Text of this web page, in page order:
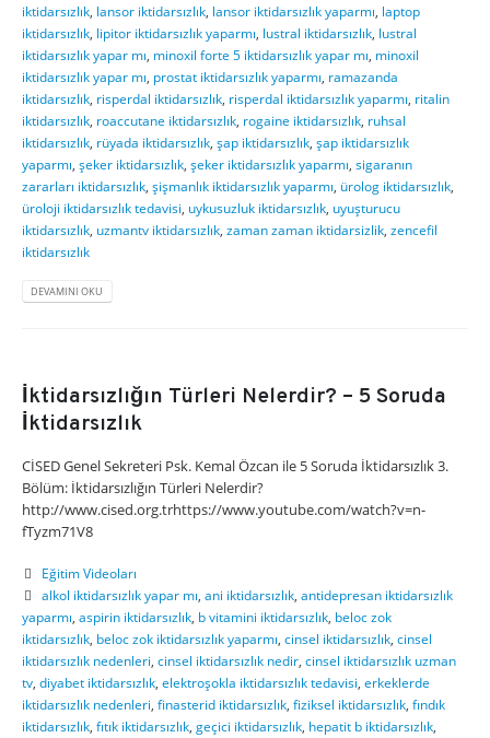
iktidarsızlık lansor iktidarsızlık lansor iktidarsızlık yaparmı laptop
iktidarsızlık lipitor iktidarsızlık yaparmı lustral iktidarsızlık lustral
iktidarsızlık yapar mı minoxil forte 5 iktidarsızlık yapar mı minoxil
iktidarsızlık yapar mı prostat iktidarsızlık yaparmı ramazanda
iktidarsızlık risperdal iktidarsızlık risperdal iktidarsızlık yaparmı ritalin
iktidarsızlık roaccutane iktidarsızlık rogaine iktidarsızlık ruhsal
iktidarsızlık rüyada iktidarsızlık şap iktidarsızlık şap iktidarsızlık
yaparmı şeker iktidarsızlık şeker iktidarsızlık yaparmı sigaranın
zararları iktidarsızlık şişmanlık iktidarsızlık yaparmı ürolog iktidarsızlık
üroloji iktidarsızlık tedavisi uykusuzluk iktidarsızlık uyuşturucu
iktidarsızlık uzmantv iktidarsızlık zaman zaman iktidarsizlik zencefil
iktidarsızlık
DEVAMINI OKU
İktidarsızlığın Türleri Nelerdir? – 5 Soruda
İktidarsızlık
CİSED Genel Sekreteri Psk. Kemal Özcan ile 5 Soruda İktidarsızlık 3.
Bölüm: İktidarsızlığın Türleri Nelerdir?
http://www.cised.org.trhttps://www.youtube.com/watch?v=n-
fTyzm71V8
Eğitim Videoları
alkol iktidarsızlık yapar mı, ani iktidarsızlık, antidepresan iktidarsızlık
yaparmı, aspirin iktidarsızlık, b vitamini iktidarsızlık, beloc zok
iktidarsızlık, beloc zok iktidarsızlık yaparmı, cinsel iktidarsızlık, cinsel
iktidarsızlık nedenleri, cinsel iktidarsızlık nedir, cinsel iktidarsızlık uzman
tv, diyabet iktidarsızlık, elektroşokla iktidarsızlık tedavisi, erkeklerde
iktidarsızlık nedenleri, finasterid iktidarsızlık, fiziksel iktidarsızlık, fındık
iktidarsızlık, fıtık iktidarsızlık, geçici iktidarsızlık, hepatit b iktidarsızlık,